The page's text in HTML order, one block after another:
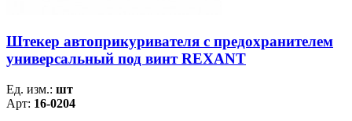
Штекер автоприкуривателя с предохранителем
универсальный под винт REXANT
Ед. изм.: шт
Арт: 16-0204